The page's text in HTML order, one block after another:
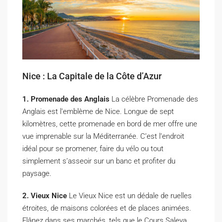
Nice : La Capitale de la Côte d’Azur
1. Promenade des Anglais La célèbre Promenade des
Anglais est l’emblème de Nice. Longue de sept
kilomètres, cette promenade en bord de mer offre une
vue imprenable sur la Méditerranée. C’est l’endroit
idéal pour se promener, faire du vélo ou tout
simplement s’asseoir sur un banc et profiter du
paysage.
2. Vieux Nice Le Vieux Nice est un dédale de ruelles
étroites, de maisons colorées et de places animées.